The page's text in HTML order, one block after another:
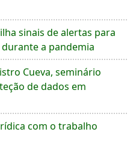
sinais de alertas para
a pandemia
Cueva, seminário
de dados em
com o trabalho